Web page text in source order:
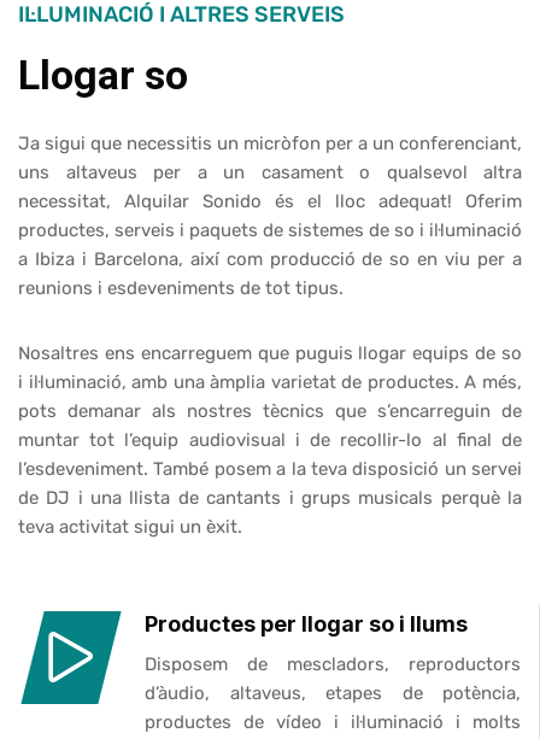
IL·LUMINACIÓ I ALTRES SERVEIS
Llogar so
Ja sigui que necessitis un micròfon per a un conferenciant,
uns altaveus per a un casament o qualsevol altra
necessitat, Alquilar Sonido és el lloc adequat! Oferim
productes, serveis i paquets de sistemes de so i il·luminació
a Ibiza i Barcelona, així com producció de so en viu per a
reunions i esdeveniments de tot tipus.
Nosaltres ens encarreguem que puguis llogar equips de so
i il·luminació, amb una àmplia varietat de productes. A més,
pots demanar als nostres tècnics que s’encarreguin de
muntar tot l’equip audiovisual i de recollir-lo al final de
l’esdeveniment. També posem a la teva disposició un servei
de DJ i una llista de cantants i grups musicals perquè la
teva activitat sigui un èxit.
Productes per llogar so i llums
Disposem de mescladors, reproductors
d’àudio, altaveus, etapes de potència,
productes de vídeo i il·luminació i molts